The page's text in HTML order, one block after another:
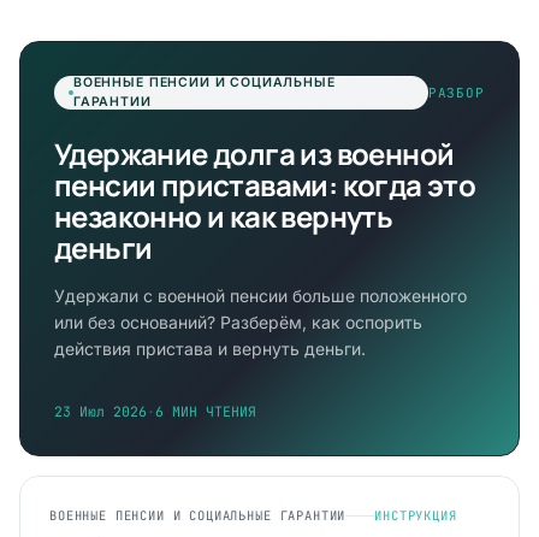
ВОЕННЫЕ ПЕНСИИ И СОЦИАЛЬНЫЕ
ГАРАНТИИ
РАЗБОР
Удержание долга из военной
пенсии приставами: когда это
незаконно и как вернуть
деньги
Удержали с военной пенсии больше положенного
или без оснований? Разберём, как оспорить
действия пристава и вернуть деньги.
23 Июл 2026 · 6 МИН ЧТЕНИЯ
ВОЕННЫЕ ПЕНСИИ И СОЦИАЛЬНЫЕ ГАРАНТИИ ИНСТРУКЦИЯ